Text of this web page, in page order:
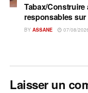
Tabax/Construire
responsables sur
BY ASSANE 07/08/
Laisser un